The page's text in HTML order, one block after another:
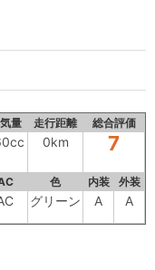
量 走行距離 総合評価
0km 7
色 内装 外装
グリーン A A